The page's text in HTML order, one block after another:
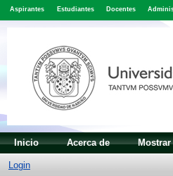
Aspirantes Estudiantes Docentes
Inicio Acerca de
Login